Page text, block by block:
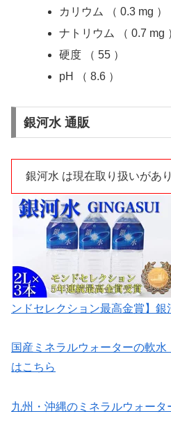
カリウム （ 0.3 mg ）
ナトリウム （ 0.7 mg
硬度 （ 55 ）
pH （ 8.6 ）
銀河水 通販
銀河水 は現在取り扱いがあ
ンドセレクション最高金賞】
国産ミネラルウォーターの軟
はこちら
九州・沖縄のミネラルウォータ